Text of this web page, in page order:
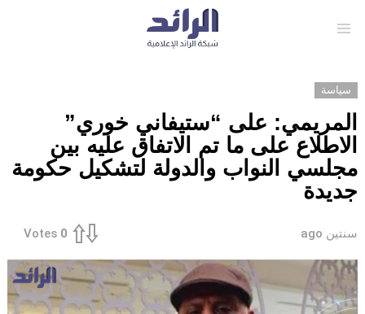
سياسة
المريمي: على “ستيفاني خوري”
الاطلاع على ما تم الاتفاق عليه بين
مجلسي النواب والدولة لتشكيل حكومة
جديدة
سنتين ago 0
Votes